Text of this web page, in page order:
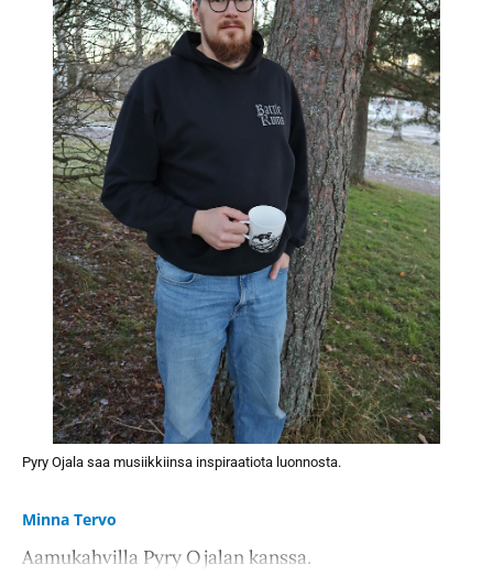
Pyry Ojala saa musiikkiinsa inspiraatiota luonnosta.
Minna Tervo
Aamukahvilla Pyry Ojalan kanssa.